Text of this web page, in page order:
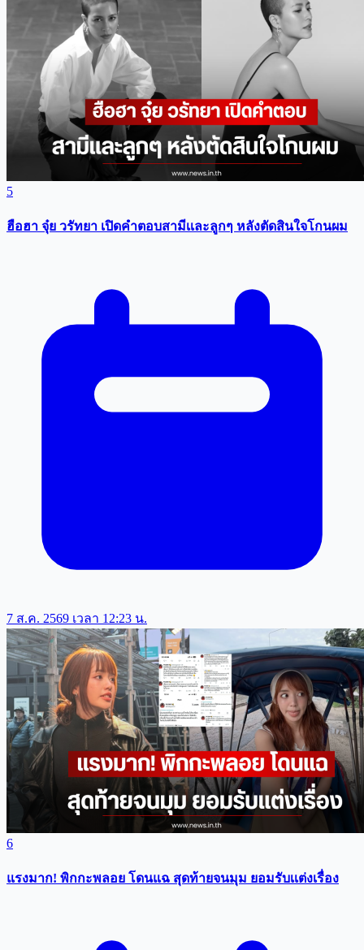
5
ฮือฮา จุ๋ย วรัทยา เปิดคำตอบสามีเเละลูกๆ หลังตัดสินใจโกนผม
7 ส.ค. 2569 เวลา 12:23 น.
6
แรงมาก! พิกกะพลอย โดนแฉ สุดท้ายจนมุม ยอมรับเเต่งเรื่อง